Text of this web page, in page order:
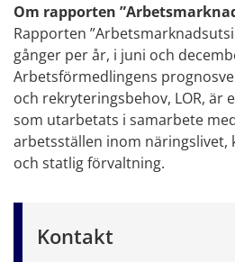
Om rapporten
Rapporten
gånger per år, i juni och
Arbetsförmedlingens
och rekryteringsbehov, LOR, är
som utarbetats i samarbete
arbetsställen inom
och statlig förvaltning.
Kontakt